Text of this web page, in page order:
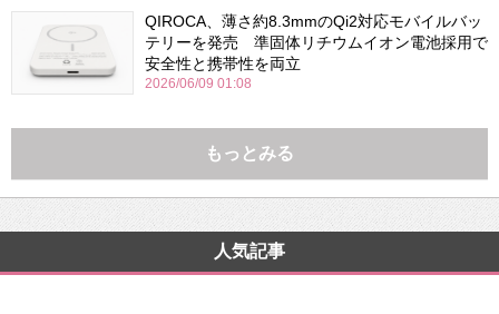
QIROCA、薄さ約8.3mmのQi2対応モバイルバッ
テリーを発売 準固体リチウムイオン電池採用で
安全性と携帯性を両立
2026/06/09 01:08
もっとみる
人気記事